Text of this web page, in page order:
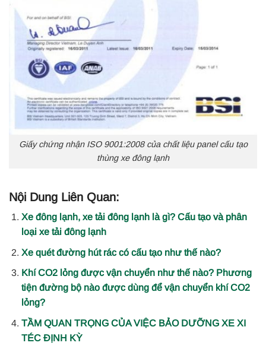
Giấy chứng nhận ISO 9001:2008 của chất liệu panel cấu tạo
thùng xe đông lạnh
Nội Dung Liên Quan:
Xe đông lạnh, xe tải đông lạnh là gì? Cấu tạo và phân
loại xe tải đông lạnh
Xe quét đường hút rác có cấu tạo như thế nào?
Khí CO2 lỏng được vận chuyển như thế nào? Phương
tiện đường bộ nào được dùng để vận chuyển khí CO2
lỏng?
TẦM QUAN TRỌNG CỦA VIỆC BẢO DƯỠNG XE XI
TÉC ĐỊNH KỲ